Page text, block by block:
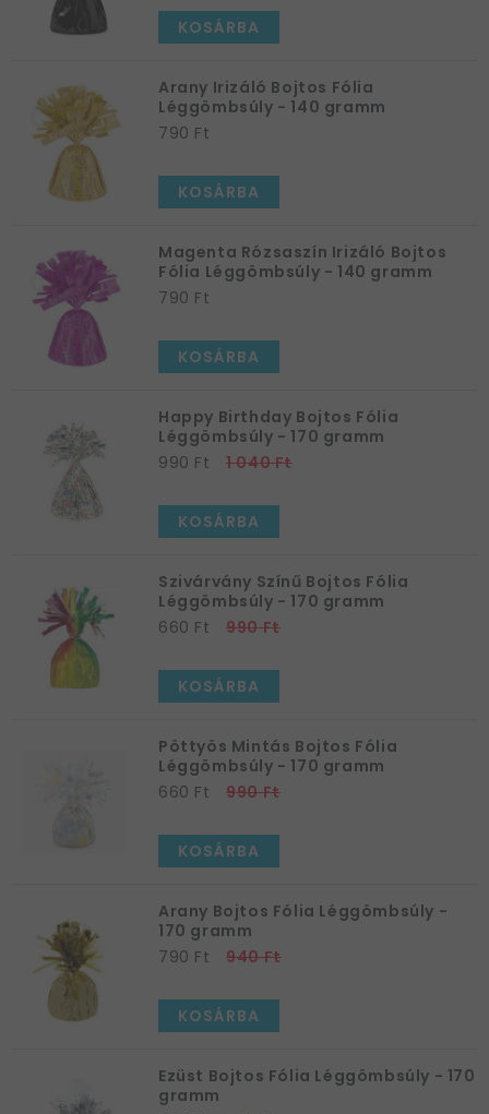
KOSÁRBA
Arany Irizáló Bojtos Fólia
Léggömbsúly - 140 gramm
790 Ft
KOSÁRBA
Magenta Rózsaszín Irizáló Bojtos
Fólia Léggömbsúly - 140 gramm
790 Ft
KOSÁRBA
Happy Birthday Bojtos Fólia
Léggömbsúly - 170 gramm
990 Ft
1 040 Ft
KOSÁRBA
Szivárvány Színű Bojtos Fólia
Léggömbsúly - 170 gramm
660 Ft
990 Ft
KOSÁRBA
Pöttyös Mintás Bojtos Fólia
Léggömbsúly - 170 gramm
660 Ft
990 Ft
KOSÁRBA
Arany Bojtos Fólia Léggömbsúly -
170 gramm
790 Ft
940 Ft
KOSÁRBA
Ezüst Bojtos Fólia Léggömbsúly - 170
gramm